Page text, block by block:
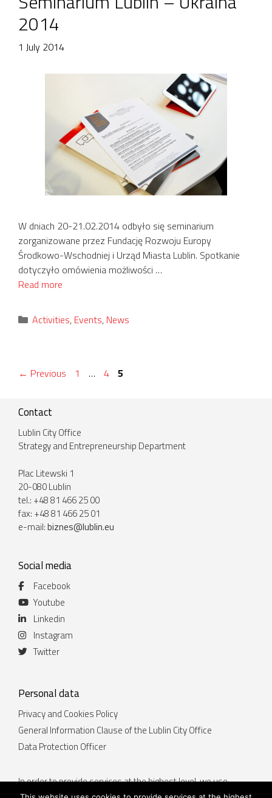
2014
1 July 2014
W dniach 20-21.02.2014 odbyło się seminarium
zorganizowane przez Fundację Rozwoju Europy
Środkowo-Wschodniej i Urząd Miasta Lublin. Spotkanie
dotyczyło omówienia możliwości …
Read more
Categories
Activities, Events, News
← Previous Page
1 … Page
4 Page
5
Contact
Lublin City Office
Strategy and Entrepreneurship Department
Plac Litewski 1
20-080 Lublin
tel.: +48 81 466 25 00
fax: +48 81 466 25 01
e-mail:biznes@lublin.eu
Social media
Facebook
Youtube
Linkedin
Instagram
Twitter
Personal data
Privacy and Cookies Policy
General Information Clause of the Lublin City Office
Data Protection Officer
In order to provide services at the highest level, we use
cookies. Using the website lublin.eu means that they will be